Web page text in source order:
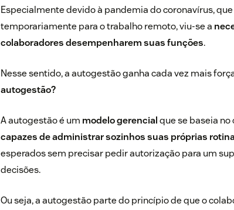
Especialmente devido à pandemia do coronavírus,
temporariamente para o trabalho remoto, viu-se a
colaboradores desempenharem suas funções.
Nesse sentido, a autogestão ganha cada vez mais
autogestão?
A autogestão é um modelo gerencialque se baseia
capazes de administrar sozinhos suas próprias
esperados sem precisar pedir autorização para um
decisões.
Ou seja, a autogestão parte do princípio de que o